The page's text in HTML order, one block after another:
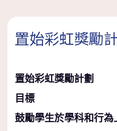
置始彩虹獎勵
置始彩虹獎勵計劃
目標
鼓勵學生於學科和行